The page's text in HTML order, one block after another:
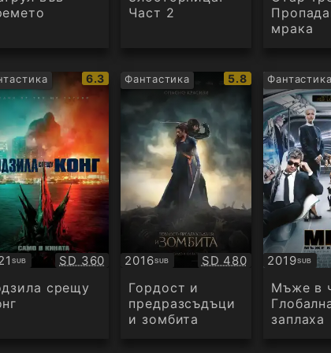
Част 2
мрака
IMDb
рейтинг:
6.3
SUB Качество:
SD 360
срещу
Фантастика
IMDb
рейтинг:
5.8
2016SUB
Субтитри Качество:
SD 480
Гордост и
предразсъдъци
и зомбита
Фантастика
2019SUB
Субтитри
Мъже в
заплаха